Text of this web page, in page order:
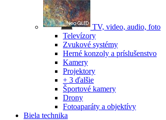
TV, video, audio, foto
Televízory
Zvukové systémy
Herné konzoly a príslušenstvo
Kamery
Projektory
+ 3 ďalšie
Športové kamery
Drony
Fotoaparáty a objektívy
Biela technika